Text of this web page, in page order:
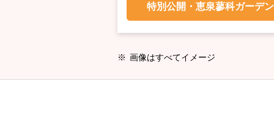
特別公開・恵泉蓼科ガーデン
画像はすべてイメージ